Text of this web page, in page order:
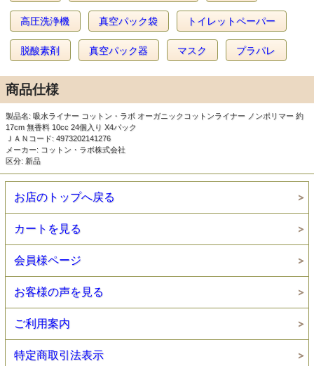
高圧洗浄機 真空パック袋 トイレットペーパー
脱酸素剤 真空パック器 マスク プラパレ
商品仕様
製品名: 吸水ライナー コットン・ラボ オーガニックコットンライナー ノンポリマー 約
17cm 無香料 10cc 24個入り X4パック
ＪＡＮコード: 4973202141276
メーカー: コットン・ラボ株式会社
区分: 新品
お店のトップへ戻る
カートを見る
会員様ページ
お客様の声を見る
ご利用案内
特定商取引法表示